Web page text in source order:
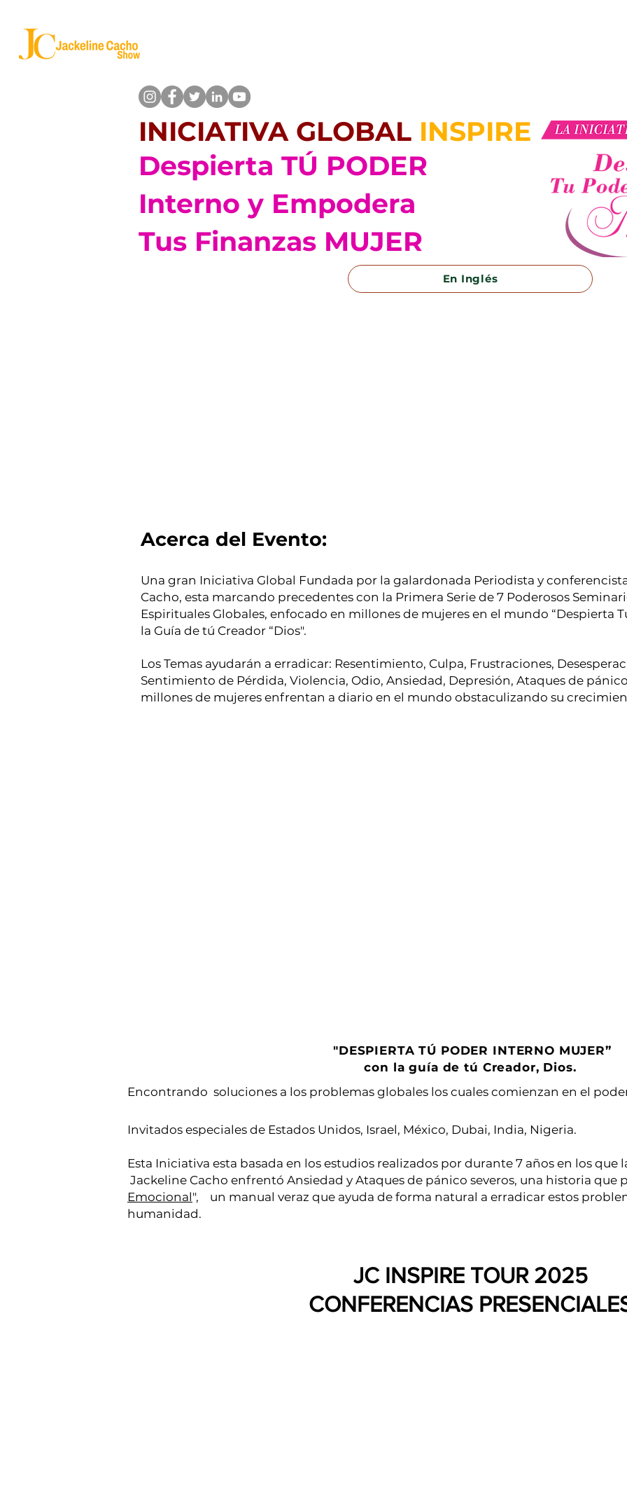
INICIATIVA GLOBAL INSPIRE
Despierta TÚ PODER
Interno y Empodera
Tus Finanzas MUJER
En Inglés
Acerca del Evento:
Una gran Iniciativa Global Fundada por la galardonada Periodista y
Cacho, esta marcando precedentes con la Primera Serie de 7 Poderosos
Espirituales Globales, enfocado en millones de mujeres en el mundo “Despierta
la Guía de tú Creador “Dios".
Los Temas ayudarán a erradicar: Resentimiento, Culpa, Frustraciones,
Sentimiento de Pérdida, Violencia, Odio, Ansiedad, Depresión, Ataques de
millones de mujeres enfrentan a diario en el mundo obstaculizando su
"DESPIERTA TÚ PODER INTERNO MUJER”
con la guía de tú Creador, Dios.
Encontrando soluciones a los problemas globales los cuales comienzan en el
Invitados especiales de Estados Unidos, Israel, México, Dubai, India, Nigeria.
Esta Iniciativa esta basada en los estudios realizados por durante 7 años en los que
Jackeline Cacho enfrentó Ansiedad y Ataques de pánico severos, una historia que
Emocional", un manual veraz que ayuda de forma natural a erradicar estos
humanidad.
CONFERENCIAS
JC INSPIRE TOUR 2025